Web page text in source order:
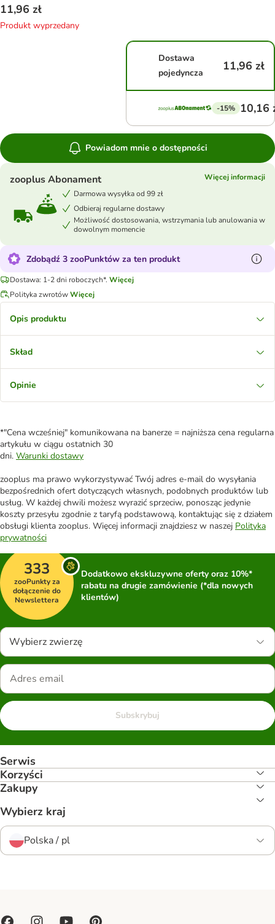
11,96 zł
Produkt wyprzedany
Dostawa
pojedyncza
11,96 zł
-15% 10,16
Powiadom mnie o dostępności
zooplus Abonament
Więcej informacji
Darmowa wysyłka od 99 zł
Odbieraj regularne dostawy
Możliwość dostosowania, wstrzymania lub anulowania w
dowolnym momencie
Zdobądź 3 zooPunktów za ten produkt
Dostawa: 1-2 dni roboczych*. Więcej
Polityka zwrotówWięcej
Opis produktu
Skład
Opinie
*"Cena wcześniej" komunikowana na banerze = najniższa cena regularna
artykułu w ciągu ostatnich 30
dni. Warunki dostawy
zooplus ma prawo wykorzystywać Twój adres e-mail do wysyłania
bezpośrednich ofert dotyczących własnych, podobnych produktów lub
usług. W każdej chwili możesz wyrazić sprzeciw, ponosząc jedynie
koszty przesyłu zgodnie z taryfą podstawową, kontaktując się z działem
obsługi klienta zooplus. Więcej informacji znajdziesz w naszej Polityka
prywatności
333
zooPunkty za
dołączenie do
Newslettera
Dodatkowo ekskluzywne oferty oraz 10%*
rabatu na drugie zamówienie (*dla nowych
klientów)
Wybierz zwierzę
Subskrybuj
Serwis
Korzyści
Zakupy
Wybierz kraj
Polska / pl